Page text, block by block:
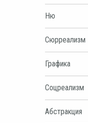
Ню
Сюрреализм
Графика
Соцреализм
Абстракция